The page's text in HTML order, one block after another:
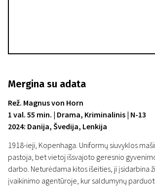
Mergina su adata
Rež. Magnus von Horn
1 val. 55 min. | Drama, Kriminalinis | N-13
2024: Danija, Švedija, Lenkija
1918-ieji, Kopenhaga. Uniformų siuvyklos
pastoja, bet vietoj išsvajoto geresnio
darbo. Neturėdama kitos išeities, ji įsidarbina
įvaikinimo agentūroje, kur saldumynų